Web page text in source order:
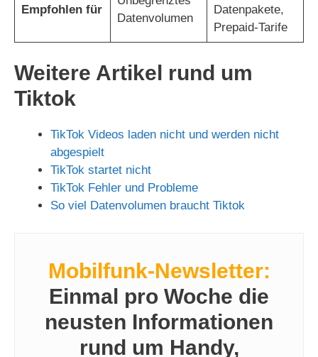
Empfohlen für
Datenvolumen
Datenpakete,
Prepaid-Tarife
Weitere Artikel rund um
Tiktok
TikTok Videos laden nicht und werden nicht
abgespielt
TikTok startet nicht
TikTok Fehler und Probleme
So viel Datenvolumen braucht Tiktok
Mobilfunk-Newsletter:
Einmal pro Woche die
neusten Informationen
rund um Handy,